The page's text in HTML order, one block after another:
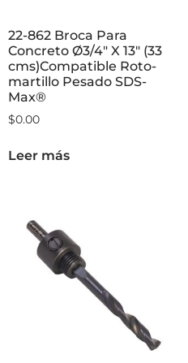
22-862 Broca Para
Concreto Ø3/4″ X 13″ (33
cms)Compatible Roto-
martillo Pesado SDS-
Max®
$0.00
Leer más